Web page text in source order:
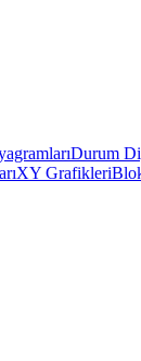
Durum
XY Grafikleri